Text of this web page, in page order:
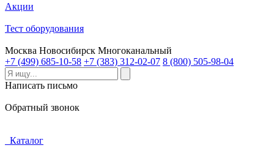
Акции
Тест оборудования
Москва Новосибирск Многоканальный
+7 (499) 685-10-58 +7 (383) 312-02-07 8 (800) 505-98-04
Написать письмо
Обратный звонок
Каталог